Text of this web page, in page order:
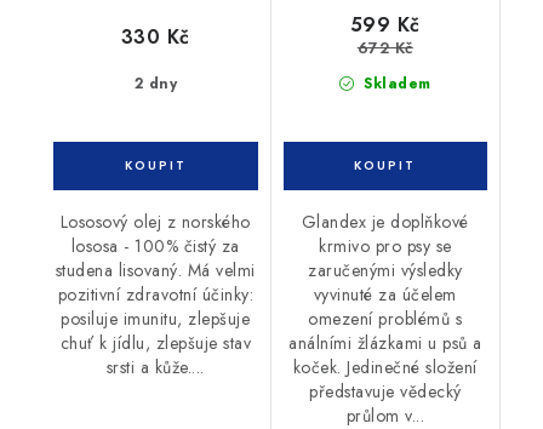
2 dny
330 Kč
Lososový olej z norského
lososa - 100% čistý za
studena lisovaný. Má velmi
pozitivní zdravotní účinky:
posiluje imunitu, zlepšuje
chuť k jídlu, zlepšuje stav
srsti a kůže....
Skladem
599 Kč
672 Kč
Glandex je doplňkové
krmivo pro psy se
zaručenými výsledky
vyvinuté za účelem
omezení problémů s
análními žlázkami u psů a
koček. Jedinečné složení
představuje vědecký
průlom v...